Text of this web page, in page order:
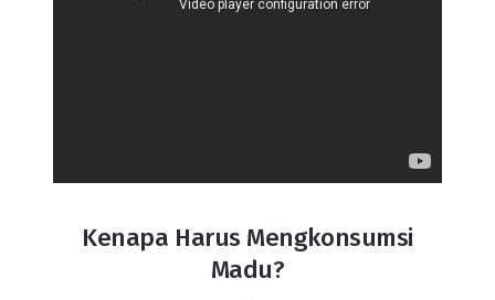
Kenapa Harus Mengkonsumsi
Madu?